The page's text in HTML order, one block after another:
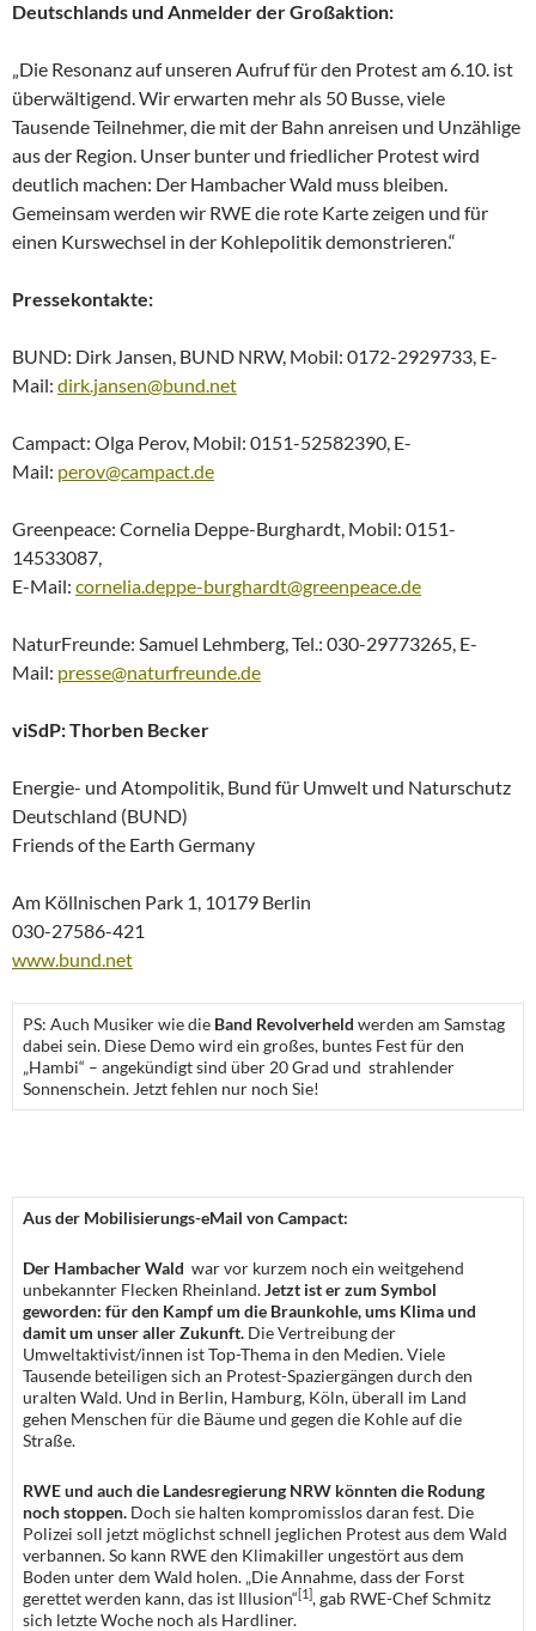
Deutschlands und Anmelder der Großaktion:
„Die Resonanz auf unseren Aufruf für den Protest am 6.10. ist
überwältigend. Wir erwarten mehr als 50 Busse, viele
Tausende Teilnehmer, die mit der Bahn anreisen und Unzählige
aus der Region. Unser bunter und friedlicher Protest wird
deutlich machen: Der Hambacher Wald muss bleiben.
Gemeinsam werden wir RWE die rote Karte zeigen und für
einen Kurswechsel in der Kohlepolitik demonstrieren.“
Pressekontakte:
BUND: Dirk Jansen, BUND NRW, Mobil: 0172-2929733, E-
Mail: dirk.jansen@bund.net
Campact: Olga Perov, Mobil: 0151-52582390, E-
Mail: perov@campact.de
Greenpeace: Cornelia Deppe-Burghardt, Mobil: 0151-
14533087,
E-Mail: cornelia.deppe-burghardt@greenpeace.de
NaturFreunde: Samuel Lehmberg, Tel.: 030-29773265, E-
Mail: presse@naturfreunde.de
viSdP: Thorben Becker
Energie- und Atompolitik, Bund für Umwelt und Naturschutz
Deutschland (BUND)
Friends of the Earth Germany
Am Köllnischen Park 1, 10179 Berlin
030-27586-421
www.bund.net
PS: Auch Musiker wie die Band Revolverheld werden am Samstag
dabei sein. Diese Demo wird ein großes, buntes Fest für den
„Hambi“ – angekündigt sind über 20 Grad und strahlender
Sonnenschein. Jetzt fehlen nur noch Sie!
Aus der Mobilisierungs-eMail von Campact:
Der Hambacher Wald war vor kurzem noch ein weitgehend
unbekannter Flecken Rheinland.Jetzt ist er zum Symbol
geworden: für den Kampf um die Braunkohle, ums Klima und
damit um unser aller Zukunft. Die Vertreibung der
Umweltaktivist/innen ist Top-Thema in den Medien. Viele
Tausende beteiligen sich an Protest-Spaziergängen durch den
uralten Wald. Und in Berlin, Hamburg, Köln, überall im Land
gehen Menschen für die Bäume und gegen die Kohle auf die
Straße.
RWE und auch die Landesregierung NRW könnten die Rodung
noch stoppen. Doch sie halten kompromisslos daran fest. Die
Polizei soll jetzt möglichst schnell jeglichen Protest aus dem Wald
verbannen. So kann RWE den Klimakiller ungestört aus dem
Boden unter dem Wald holen. „Die Annahme, dass der Forst
gerettet werden kann, das ist Illusion“[1], gab RWE-Chef Schmitz
sich letzte Woche noch als Hardliner.